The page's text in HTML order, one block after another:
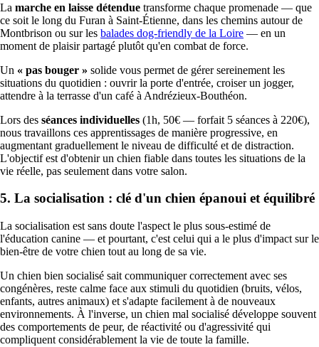
La marche en laisse détendue transforme chaque promenade — que
ce soit le long du Furan à Saint-Étienne, dans les chemins autour de
Montbrison ou sur les balades dog-friendly de la Loire — en un
moment de plaisir partagé plutôt qu'en combat de force.
Un « pas bouger » solide vous permet de gérer sereinement les
situations du quotidien : ouvrir la porte d'entrée, croiser un jogger,
attendre à la terrasse d'un café à Andrézieux-Bouthéon.
Lors des séances individuelles (1h, 50€ — forfait 5 séances à 220€),
nous travaillons ces apprentissages de manière progressive, en
augmentant graduellement le niveau de difficulté et de distraction.
L'objectif est d'obtenir un chien fiable dans toutes les situations de la
vie réelle, pas seulement dans votre salon.
5. La socialisation : clé d'un chien épanoui et équilibré
La socialisation est sans doute l'aspect le plus sous-estimé de
l'éducation canine — et pourtant, c'est celui qui a le plus d'impact sur le
bien-être de votre chien tout au long de sa vie.
Un chien bien socialisé sait communiquer correctement avec ses
congénères, reste calme face aux stimuli du quotidien (bruits, vélos,
enfants, autres animaux) et s'adapte facilement à de nouveaux
environnements. À l'inverse, un chien mal socialisé développe souvent
des comportements de peur, de réactivité ou d'agressivité qui
compliquent considérablement la vie de toute la famille.